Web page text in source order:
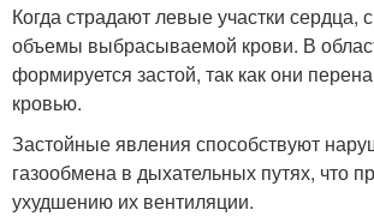
Когда страдают левые участки сердца,
объемы выбрасываемой крови. В
формируется застой, так как они
кровью.
Застойные явления способствуют
газообмена в дыхательных путях, что
ухудшению их вентиляции.